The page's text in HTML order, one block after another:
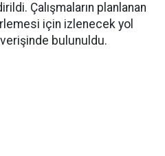
Çalışmaların planlanan
için izlenecek yol
bulunuldu.